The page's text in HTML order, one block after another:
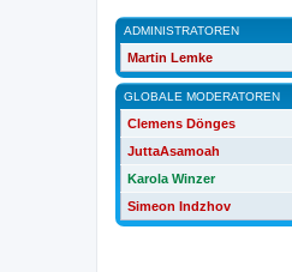
ADMINISTRATOREN
Martin Lemke
GLOBALE MODERATOREN
Clemens Dönges
JuttaAsamoah
Karola Winzer
Simeon Indzhov